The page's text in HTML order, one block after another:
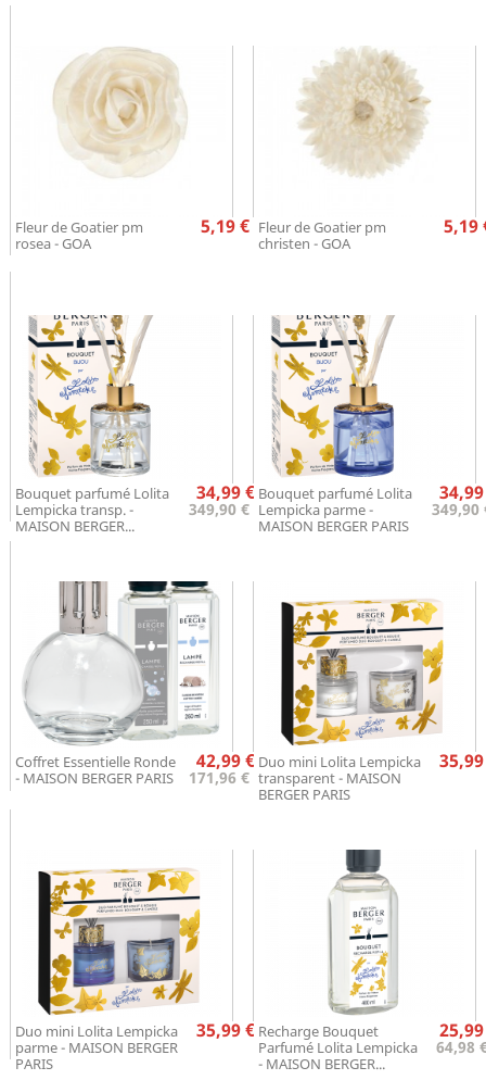
Fleur de Goatier pm
rosea - GOA
Prix
5,19 € Fleur de Goatier pm
christen - GOA
5,19
Bouquet parfumé Lolita
Lempicka transp. -
MAISON BERGER...
Prix
34,99 €
349,90 € L
Bouquet parfumé Lolita
Lempicka parme -
MAISON BERGER PARIS
349,90
Coffret Essentielle Ronde
- MAISON BERGER PARIS
Prix
42,99 €
171,96 € L
Duo mini Lolita Lempicka
transparent - MAISON
BERGER PARIS
Duo mini Lolita Lempicka
parme - MAISON BERGER
PARIS
Prix
35,99 € Recharge Bouquet
Parfumé Lolita Lempicka
- MAISON BERGER...
64,98